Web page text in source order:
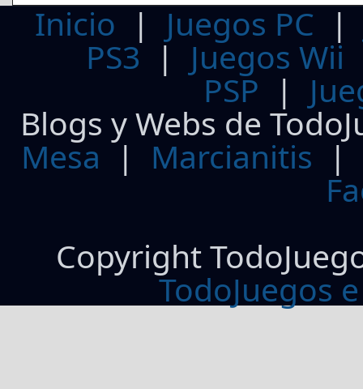
Inicio | Juegos PC
PS3| Juegos Wii
PSP |
Blogs y Webs de
Mesa | Marcianitis |
Copyright
TodoJuegos